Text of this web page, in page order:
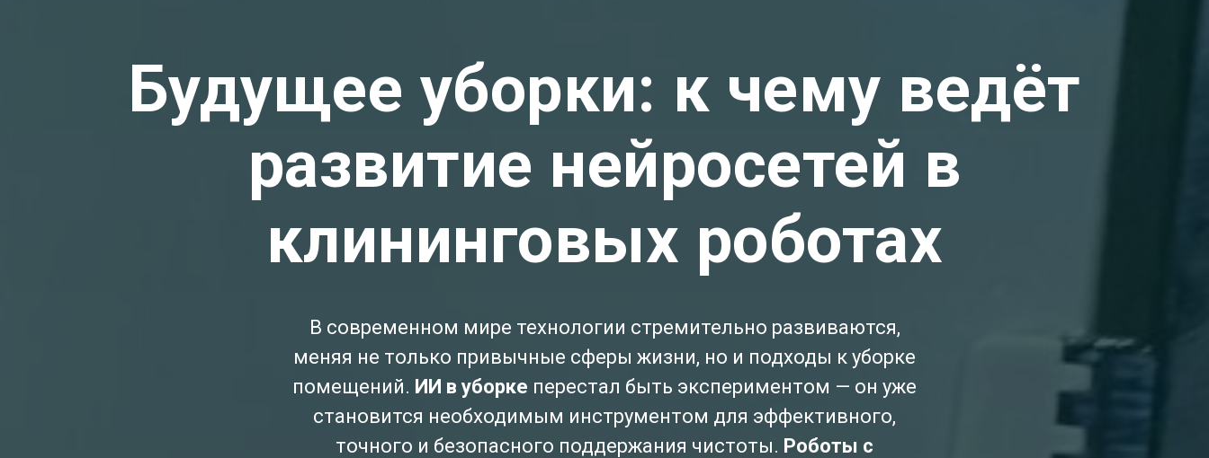
Будущее уборки: к чему ведёт
развитие нейросетей в
клининговых роботах
В современном мире технологии стремительно развиваются,
меняя не только привычные сферы жизни, но и подходы к уборке
помещений. ИИ в уборке перестал быть экспериментом — он уже
становится необходимым инструментом для эффективного,
точного и безопасного поддержания чистоты. Роботы с